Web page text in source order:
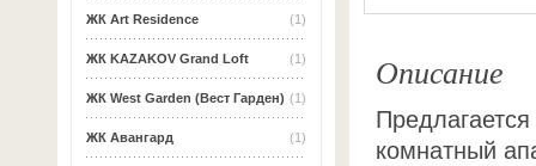
(1)
ЖК Art Residence
(1)
ЖК KAZAKOV Grand Loft
(1)
ЖК West Garden (Вест Гарден)
(1)
ЖК Авангард
Описание
комнатный